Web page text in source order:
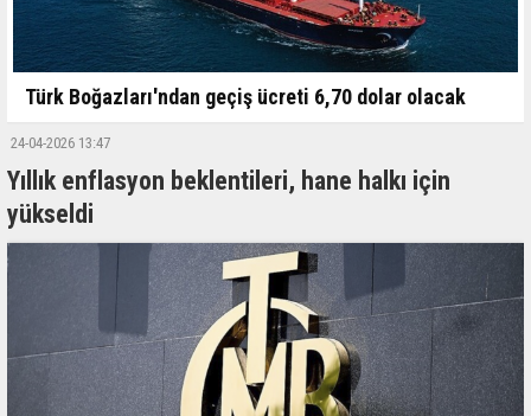
Türk Boğazları'ndan geçiş ücreti 6,70 dolar olacak
24-04-2026 13:47
Yıllık enflasyon beklentileri, hane halkı için
yükseldi